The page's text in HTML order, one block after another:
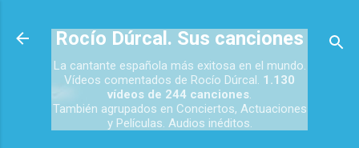
Rocío Dúrcal. Sus canciones
La cantante española más exitosa en el mundo.
Vídeos comentados de Rocío Dúrcal. 1.130
vídeos de 244 canciones.
También agrupados en Conciertos, Actuaciones
y Películas. Audios inéditos.